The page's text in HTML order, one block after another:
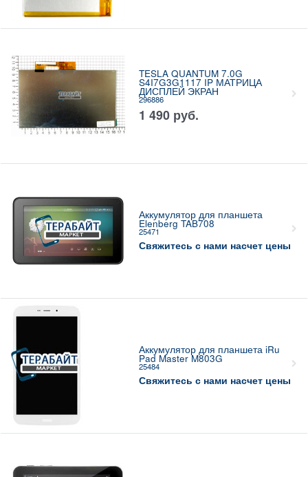
TESLA QUANTUM 7.0G
S4I7G3G1117 IP МАТРИЦА
ДИСПЛЕЙ ЭКРАН
296886
1 490 руб.
Аккумулятор для планшета
Elenberg TAB708
25471
Свяжитесь с нами насчет цены
Аккумулятор для планшета iRu
Pad Master M803G
25484
Свяжитесь с нами насчет цены